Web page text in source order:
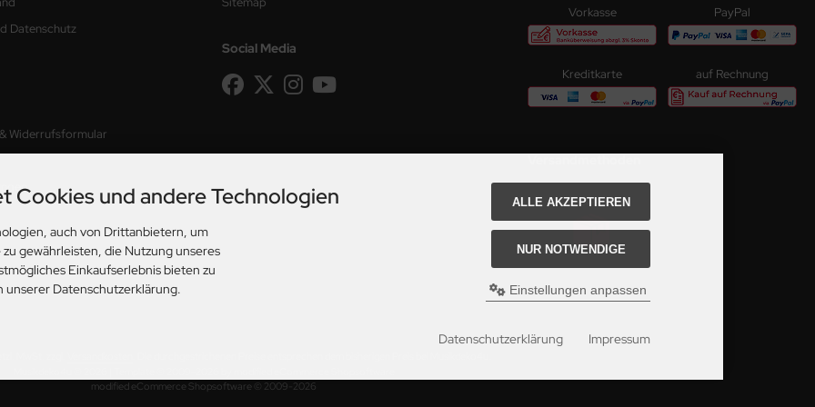
Datenschutz
Widerrufsformular
Social Media
Vorkasse PayPal
Kreditkarte auf Rechnung
Paketversand
mod ified eCommerce Shopsoftware © 2009-2026
Cookies und andere Technologien
auch von Drittanbietern, um
gewährleisten, die Nutzung unseres
Einkaufserlebnis bieten zu
unserer Datenschutzerklärung.
ALLE AKZEPTIEREN
NUR NOTWENDIGE
Einstellungen anpassen
Datenschutzerklärung Impressum